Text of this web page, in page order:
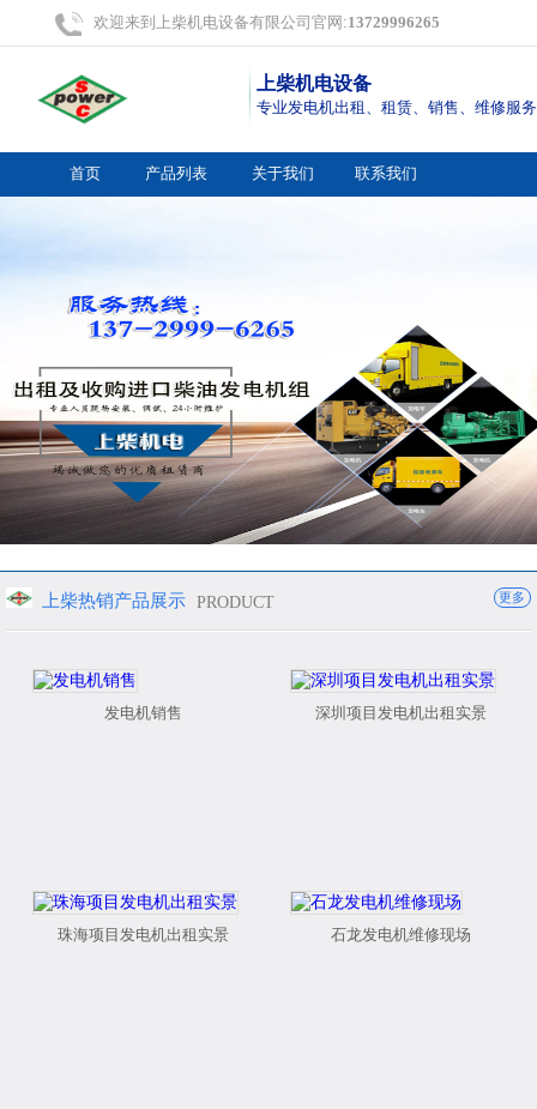
欢迎来到上柴机电设备有限公司官网:13729996265
上柴机电设备
专业发电机出租、租赁、销售、维修服务
首页 产品列表 关于我们 联系我们
更多
上柴热销产品展示 PRODUCT
发电机销售 深圳项目发电机出租实景
珠海项目发电机出租实景 石龙发电机维修现场